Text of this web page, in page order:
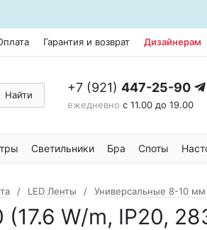
Гарантия и возврат Дизайнерам
Найти +7 (921) 447-25-90
ежедневно с 11.00 до 19.00
Светильники Бра Споты
LED Ленты Универсальные 8-10
W/m, IP20,